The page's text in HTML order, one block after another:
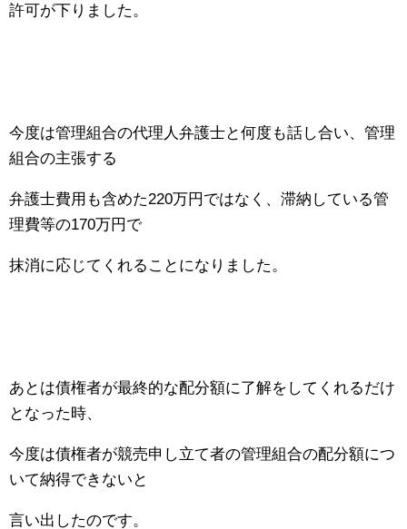
許可が下りました。
今度は管理組合の代理人弁護士と何度も話し合い、管理
組合の主張する
弁護士費用も含めた220万円ではなく、滞納している管
理費等の170万円で
抹消に応じてくれることになりました。
あとは債権者が最終的な配分額に了解をしてくれるだけ
となった時、
今度は債権者が競売申し立て者の管理組合の配分額につ
いて納得できないと
言い出したのです。